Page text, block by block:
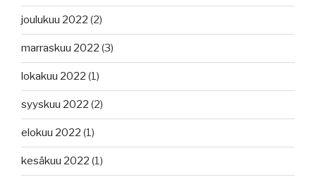
joulukuu 2022 (2)
marraskuu 2022 (3)
lokakuu 2022 (1)
syyskuu 2022 (2)
elokuu 2022 (1)
kesäkuu 2022 (1)